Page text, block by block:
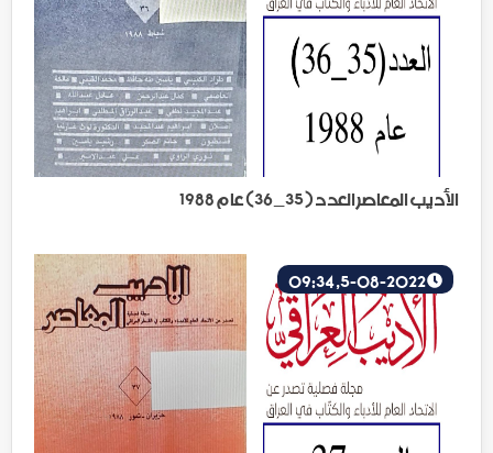
الأديب المعاصر العدد ( 35_36) عام 1988